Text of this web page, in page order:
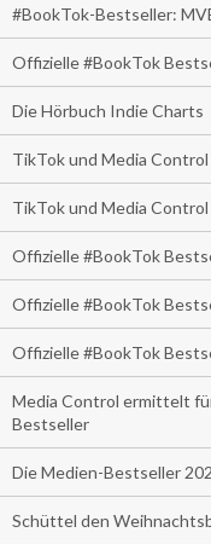
#BookTok-Bestseller:
Offizielle #BookTok
Die Hörbuch Indie Charts
TikTok und Media
TikTok und Media
Offizielle #BookTok
Offizielle #BookTok
Offizielle #BookTok
Media Control ermittelt für
Bestseller
Die Medien-Bestseller
Schüttel den